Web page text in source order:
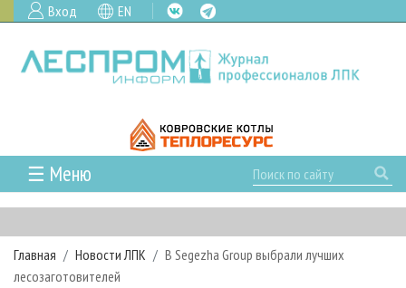
Вход EN
☰ Меню
ГЛАВНАЯ
РУБРИКИ И ТЕМЫ
РУБРИКИ ЖУРНАЛА
НОВОСТИ
Главная Новости ЛПК
В Segezha Group выбрали лучших
лесозаготовителей